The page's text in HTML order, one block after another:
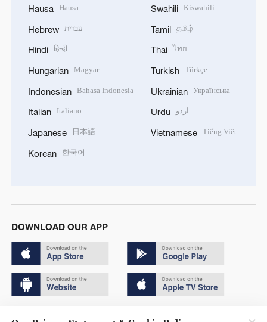
Hausa Hausa
Hebrew עברית
Hindi हिन्दी
Hungarian Magyar
Indonesian Bahasa Indonesia
Italian Italiano
Japanese 日本語
Korean 한국어
Swahili Kiswahili
Tamil தமிழ்
Thai ไทย
Turkish Türkçe
Ukrainian Українська
Urdu اردو
Vietnamese Tiếng Việt
DOWNLOAD OUR APP